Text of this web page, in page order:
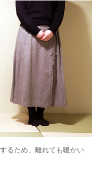
るため、離れても暖かい